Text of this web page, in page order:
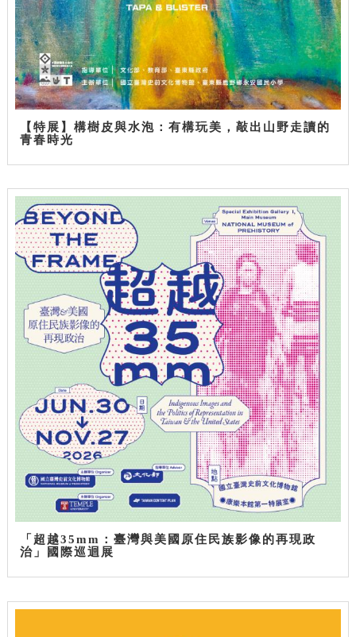
【特展】構樹皮與水泡：有構玩美，敲出山野走讀的
青春時光
「超越35mm：臺灣與美國原住民族影像的再現政
治」國際巡迴展